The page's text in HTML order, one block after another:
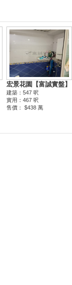
宏景花園【富誠實盤】
建築：547 呎
實用：467 呎
售價： $438 萬